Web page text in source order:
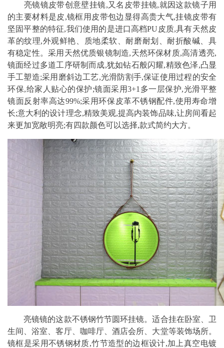
亮镜镜皮带创意壁挂镜,又名皮带挂镜,就因这款镜子用
的主要材料是皮,镜框用皮带包边显得高贵大气,挂镜皮带有
坚固平整的特征,我们使用的是进口高档PU皮质,具有天然皮
革的纹理,外观鲜艳、质地柔软、耐磨耐划、耐折酸碱、具
有稳定性。采用天然优质银镜制造,天然环保材质,高清透亮,
镜面经过多道工序研制而成,犹如钻石般闪耀,精致色泽,凸显
手工塑造;采用磨斜边工艺,光滑防割手,保证使用过程的安全
环保,给家人贴心的保护;镜面采用3+1多一层保护,光滑平整
镜面反射率高达99%;采用环保皮革不锈钢配件,使用寿命增
长;意大利的设计理念,精致美观,提高内装饰品味,让房间看起
来更加宽敞明亮;有四款颜色可以选择,款式简约大方。
亮镜镜的这款不锈钢竹节圆环挂镜。适合挂在卧室、卫
生间、浴室、客厅、咖啡厅、酒店会所、大堂等装饰场所。
镜框是采用不锈钢材质,竹节造型的边框设计,加上真空电镀